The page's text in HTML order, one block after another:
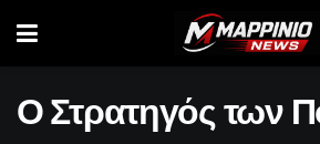
Ο Στρατηγός των